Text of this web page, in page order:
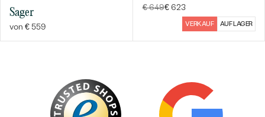
Sager
von € 559
€ 649€ 623
VERKAUF AUF LAGER